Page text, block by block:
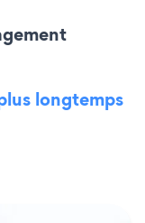
longtemps